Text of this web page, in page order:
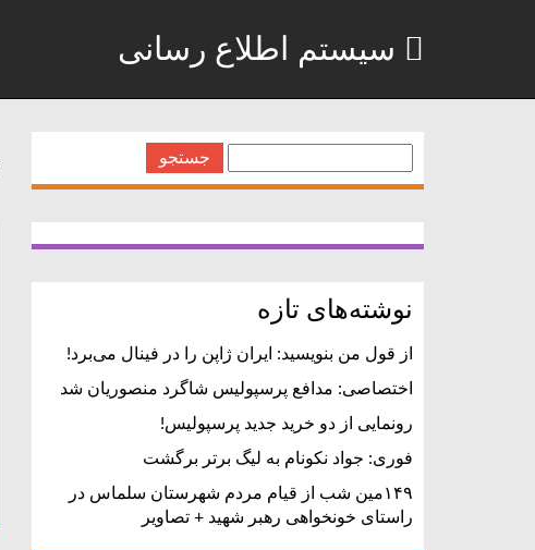
سیستم اطلاع رسانی
نوشته‌های تازه
از قول من بنویسید: ایران ژاپن را در فینال می‌برد!
اختصاصی: مدافع پرسپولیس شاگرد منصوریان شد
رونمایی از دو خرید جدید پرسپولیس!
فوری: جواد نکونام به لیگ برتر برگشت
۱۴۹مین شب از قیام مردم شهرستان سلماس در
راستای خونخواهی رهبر شهید + تصاویر